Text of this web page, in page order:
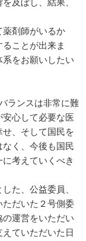
及ぼし、結果、
剤師がいるか
ことが出来ま
をお願いしたい
ランスは非常に難
心して必要な医
、そして国民を
く、今後も国民
考えていくべき
た、公益委員、
ただいた２号側委
運営をいただい
ていただいた日